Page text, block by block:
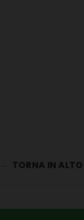
TORNA IN ALTO